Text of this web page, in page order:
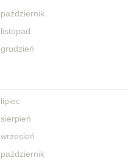
październik
listopad
grudzień
lipiec
sierpień
wrzesień
październik